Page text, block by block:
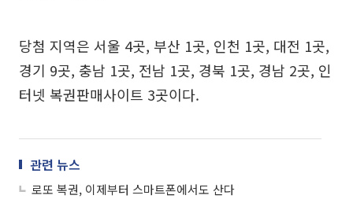
당첨 지역은 서울 4곳, 부산 1곳, 인천 1곳, 대전 1곳,
경기 9곳, 충남 1곳, 전남 1곳, 경북 1곳, 경남 2곳, 인
터넷 복권판매사이트 3곳이다.
관련 뉴스
로또 복권, 이제부터 스마트폰에서도 산다